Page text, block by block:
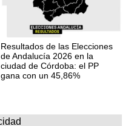
Resultados de las Elecciones
de Andalucía 2026 en la
ciudad de Córdoba: el PP
gana con un 45,86%